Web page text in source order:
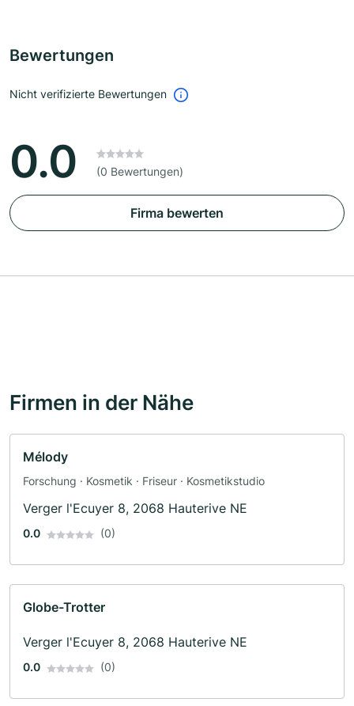
Bewertungen
Nicht verifizierte Bewertungen
0.0 (0 Bewertungen)
Firma bewerten
Firmen in der Nähe
Mélody
Forschung · Kosmetik · Friseur · Kosmetikstudio
Verger l'Ecuyer 8, 2068 Hauterive NE
0.0 (0)
Globe-Trotter
Verger l'Ecuyer 8, 2068 Hauterive NE
0.0 (0)